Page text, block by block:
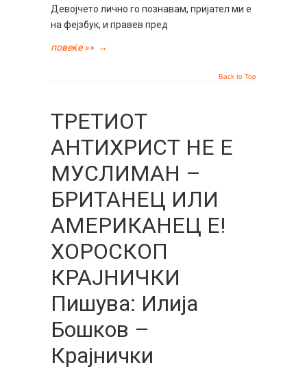
Девојчето лично го познавам, пријател ми е
на фејзбук, и правев пред
повеќе »» →
Back to Top
ТРЕТИОТ
АНТИХРИСТ НЕ Е
МУСЛИМАН –
БРИТАНЕЦ ИЛИ
АМЕРИКАНЕЦ Е!
ХОРОСКОП
КРАЈНИЧКИ
Пишува: Илија
Бошков –
Крајнички